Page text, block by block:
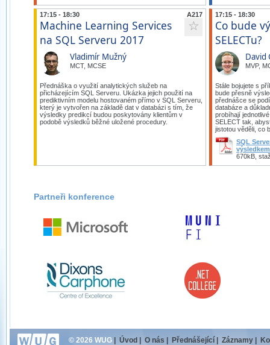
A217
17:15 - 18:30
☆
Machine Learning Services
na SQL Serveru 2017
Vladimír Mužný
MCT, MCSE
Přednáška o využití analytických služeb na
přicházejícím SQL Serveru. Ukázka jejich použití na
prediktivním modelu hostovaném přímo v SQL Serveru,
který je vytvořen na základě dat v databázi s tím, že
výsledky predikcí budou poskytovány klientům v
podobě výsledků běžné uložené procedury.
17:15 - 18:30
Co bude
SELECTu?
David
MVP,
Stále bojujete s
bude přesně
přednášce se
databáze a
probíhají
SELECT tak,
jistotou věděli, co
SQL
670kB,
Partneři konference
© 2026 WUG Úvod O nás Přednášející Záznamy